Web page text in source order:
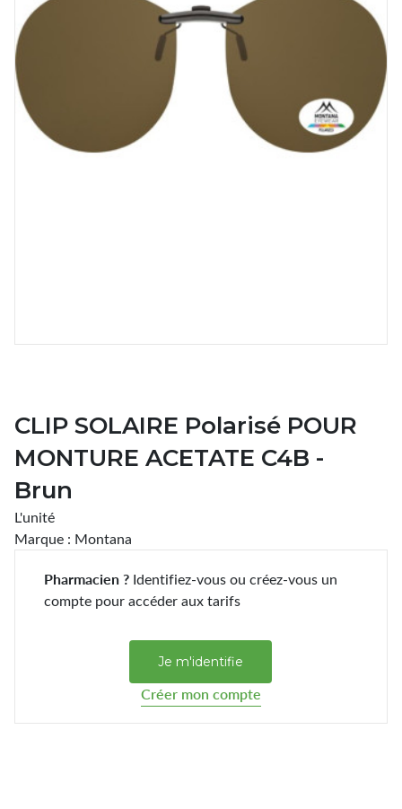
Spray désinfectant lunettes
Désinfection UV/UVC (LED,
CLIP SOLAIRE Polarisé POUR
MONTURE ACETATE C4B -
Brun
L'unité
Marque : Montana
Pharmacien ? Identifiez-vous ou créez-vous un
compte pour accéder aux tarifs
Je m'identifie
Créer mon compte